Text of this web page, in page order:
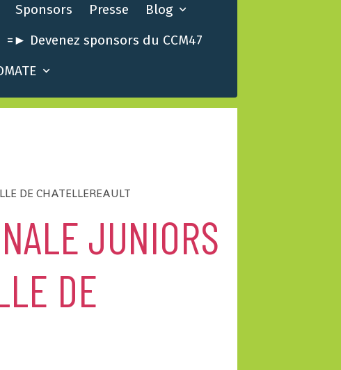
Sponsors Presse
Blog
=► Devenez sponsors du CCM47
DE CHATELLEREAULT
JUNIORS
DE